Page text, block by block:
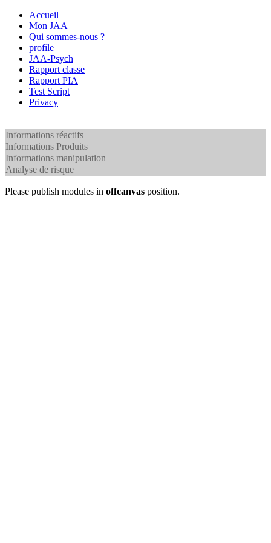
Accueil
Mon JAA
Qui sommes-nous ?
profile
JAA-Psych
Rapport classe
Rapport PIA
Test Script
Privacy
Informations réactifs
Informations Produits
Informations manipulation
Analyse de risque
Please publish modules in offcanvas position.